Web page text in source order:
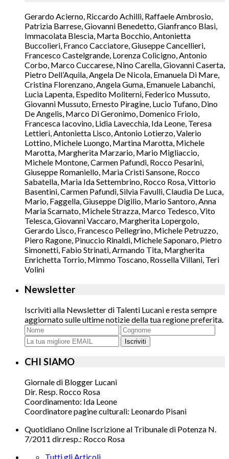
Gerardo Acierno, Riccardo Achilli, Raffaele Ambrosio,
Patrizia Barrese, Giovanni Benedetto, Gianfranco Blasi,
Immacolata Blescia, Marta Bocchio, Antonietta
Buccolieri, Franco Cacciatore, Giuseppe Cancellieri,
Francesco Castelgrande, Lorenza Colicigno, Antonio
Corbo, Marco Cuccarese, Nino Carella, Giovanni Caserta,
Pietro Dell’Aquila, Angela De Nicola, Emanuela Di Mare,
Cristina Florenzano, Angela Guma, Emanuele Labanchi,
Lucia Lapenta, Espedito Moliterni, Federico Mussuto,
Giovanni Mussuto, Ernesto Piragine, Lucio Tufano, Dino
De Angelis, Marco Di Geronimo, Domenico Friolo,
Francesca Iacovino, Lidia Lavecchia, Ida Leone, Teresa
Lettieri, Antonietta Lisco, Antonio Lotierzo, Valerio
Lottino, Michele Luongo, Martina Marotta, Michele
Marotta, Margherita Marzario, Mario Migliaccio,
Michele Montone, Carmen Pafundi, Rocco Pesarini,
Giuseppe Romaniello, Maria Cristi Sansone, Rocco
Sabatella, Maria Ida Settembrino, Rocco Rosa, Vittorio
Basentini, Carmen Pafundi, Silvia Favulli, Claudia De Luca,
Mario, Faggella, Giuseppe Digilio, Mario Santoro, Anna
Maria Scarnato, Michele Strazza, Marco Tedesco, Vito
Telesca, Giovanni Vaccaro, Margherita Lopergolo,
Gerardo Lisco, Francesco Pellegrino, Michele Petruzzo,
Piero Ragone, Pinuccio Rinaldi, Michele Saponaro, Pietro
Simonetti, Fabio Strinati, Armando Tita, Margherita
Enrichetta Torrio, Mimmo Toscano, Rossella Villani, Teri
Volini
Newsletter
Iscriviti alla Newsletter di Talenti Lucani e resta sempre
aggiornato sulle ultime notizie della tua regione preferita.
Iscriviti
CHI SIAMO
Giornale di Blogger Lucani
Dir. Resp. Rocco Rosa
Coordinamento: Ida Leone
Coordinatore pagine culturali: Leonardo Pisani
Quotidiano Online Iscrizione al Tribunale di Potenza N.
7/2011 dir.resp.: Rocco Rosa
Tutti gli Articoli